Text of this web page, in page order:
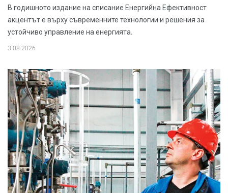
В годишното издание на списание Енергийна Ефективност
акцентът е върху съвременните технологии и решения за
устойчиво управление на енергията.
3.08.2026